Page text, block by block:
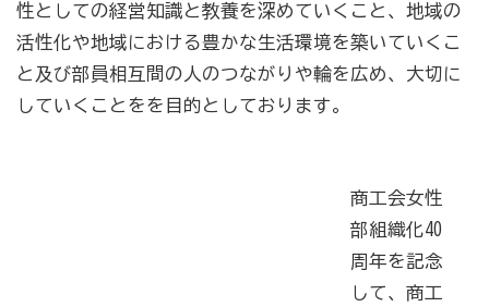
性としての経営知識と教養を深めていくこと、地域の
活性化や地域における豊かな生活環境を築いていくこ
と及び部員相互間の人のつながりや輪を広め、大切に
していくことをを目的としております。
商工会女性
部組織化40
周年を記念
して、商工
商工会が扱う融資・金融制度